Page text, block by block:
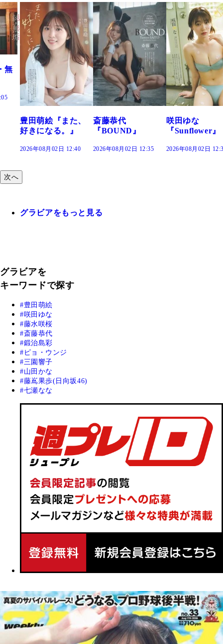
斎藤恭代
『BOUND』
2026年08月02日 12:35
咲田ゆな
『Sunflower』
2026年08月02日 12:30
藤水咲桜『花
だまり』
2026年08月02日
次へ
グラビアをもっと見る
グラビアを
キーワードで探す
豊田萌絵
咲田ゆな
藤水咲桜
斎藤恭代
鍛治島彩
ピョ・ウンジ
三園響子
山田かな
藤嶌果歩(日向坂46)
七瀬なな